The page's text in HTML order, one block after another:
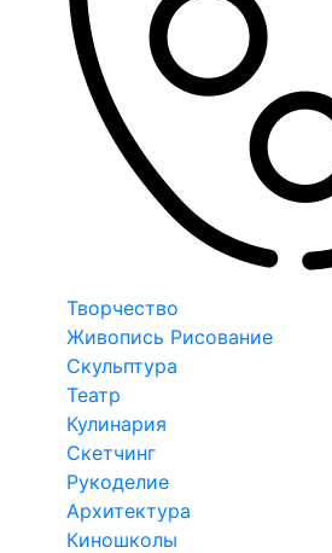
Творчество
Живопись Рисование
Скульптура
Театр
Кулинария
Скетчинг
Рукоделие
Архитектура
Киношколы